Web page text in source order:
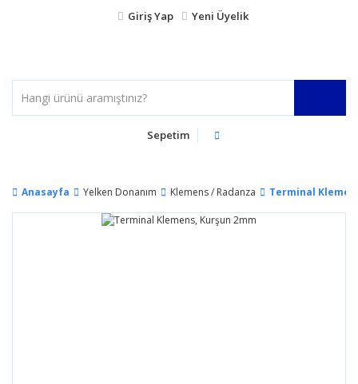
Giriş Yap Yeni Üyelik
Sepetim
Anasayfa Yelken Donanım Klemens / Radanza Terminal